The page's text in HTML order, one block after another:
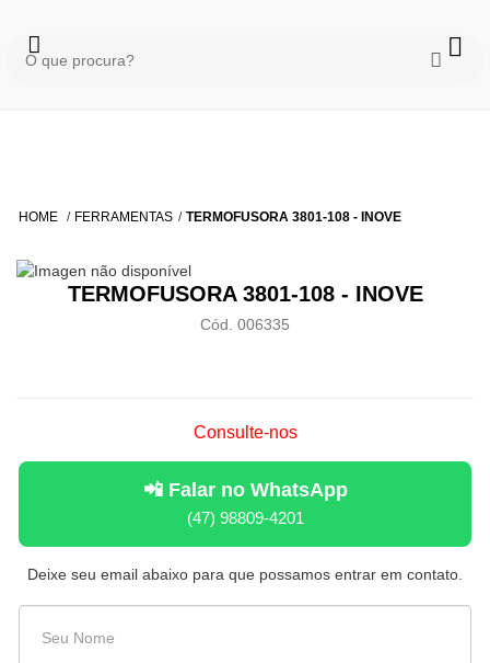
HOME FERRAMENTAS TERMOFUSORA 3801-108 - INOVE
TERMOFUSORA 3801-108 - INOVE
Cód. 006335
Consulte-nos
📲 Falar no WhatsApp
(47) 98809-4201
Deixe seu email abaixo para que possamos entrar em contato.